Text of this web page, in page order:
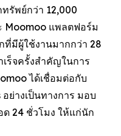
รัพย์กว่า 12,000
Moomoo แพลตฟอร์ม
ที่มีผู้ใช้งานมากกว่า 28
ร็จครั้งสำคัญในการ
ได้เชื่อมต่อกับ
ย่างเป็นทางการ มอบ
ด 24 ชั่วโมง ให้แก่นัก